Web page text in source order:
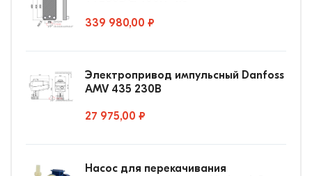
339 980,00 ₽
Электропривод импульсный Danfoss
AMV 435 230В
27 975,00 ₽
Насос для перекачивания